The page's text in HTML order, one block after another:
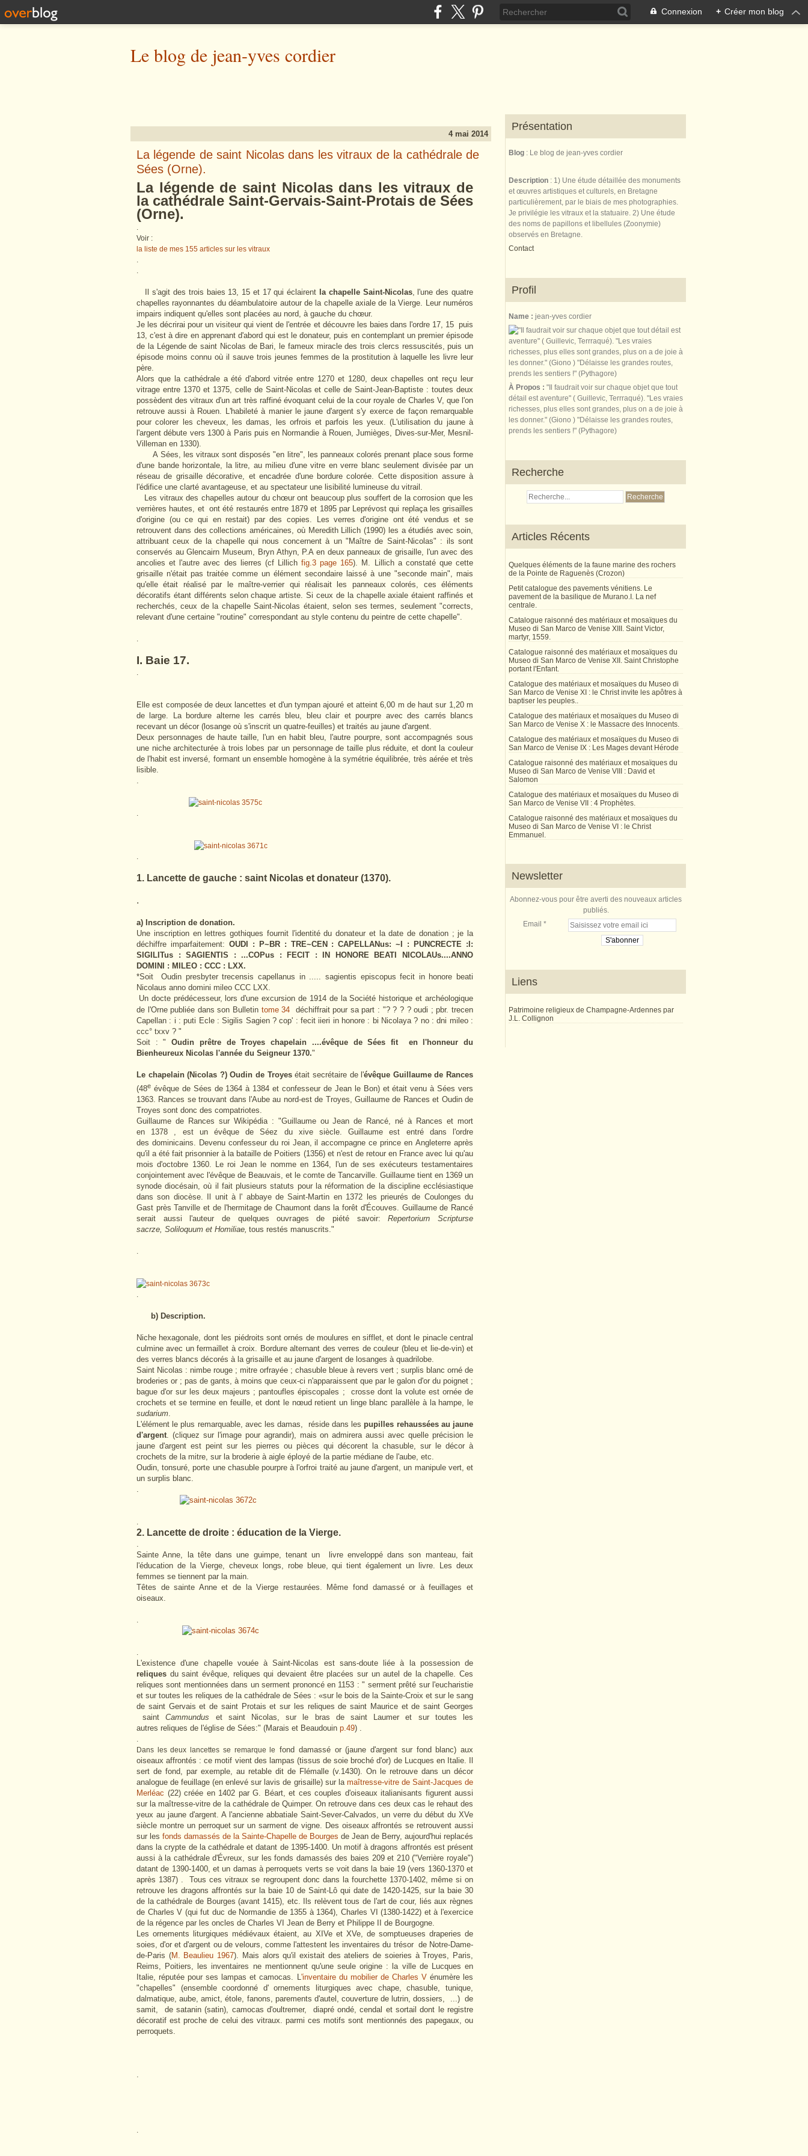
Connexion + Créer mon blog
Le blog de jean-yves cordier
4 mai 2014
La légende de saint Nicolas dans les vitraux de la cathédrale de
Sées (Orne).
La légende de saint Nicolas dans les vitraux de
la cathédrale Saint-Gervais-Saint-Protais de Sées
(Orne).
.
Voir :
la liste de mes 155 articles sur les vitraux
.
.
Il s'agit des trois baies 13, 15 et 17 qui éclairent la chapelle Saint-Nicolas, l'une des quatre
chapelles rayonnantes du déambulatoire autour de la chapelle axiale de la Vierge. Leur numéros
impairs indiquent qu'elles sont placées au nord, à gauche du chœur.
Je les décrirai pour un visiteur qui vient de l'entrée et découvre les baies dans l'ordre 17, 15 puis
13, c'est à dire en apprenant d'abord qui est le donateur, puis en contemplant un premier épisode
de la Légende de saint Nicolas de Bari, le fameux miracle des trois clercs ressuscités, puis un
épisode moins connu où il sauve trois jeunes femmes de la prostitution à laquelle les livre leur
père.
Alors que la cathédrale a été d'abord vitrée entre 1270 et 1280, deux chapelles ont reçu leur
vitrage entre 1370 et 1375, celle de Saint-Nicolas et celle de Saint-Jean-Baptiste : toutes deux
possèdent des vitraux d'un art très raffiné évoquant celui de la cour royale de Charles V, que l'on
retrouve aussi à Rouen. L'habileté à manier le jaune d'argent s'y exerce de façon remarquable
pour colorer les cheveux, les damas, les orfrois et parfois les yeux. (L'utilisation du jaune à
l'argent débute vers 1300 à Paris puis en Normandie à Rouen, Jumièges, Dives-sur-Mer, Mesnil-
Villeman en 1330).
A Sées, les vitraux sont disposés "en litre", les panneaux colorés prenant place sous forme
d'une bande horizontale, la litre, au milieu d'une vitre en verre blanc seulement divisée par un
réseau de grisaille décorative, et encadrée d'une bordure colorée. Cette disposition assure à
l'édifice une clarté avantageuse, et au spectateur une lisibilité lumineuse du vitrail.
Les vitraux des chapelles autour du chœur ont beaucoup plus souffert de la corrosion que les
verrières hautes, et ont été restaurés entre 1879 et 1895 par Leprévost qui replaça les grisailles
d'origine (ou ce qui en restait) par des copies. Les verres d'origine ont été vendus et se
retrouvent dans des collections américaines, où Meredith Lillich (1990) les a étudiés avec soin,
attribuant ceux de la chapelle qui nous concernent à un "Maître de Saint-Nicolas" : ils sont
conservés au Glencairn Museum, Bryn Athyn, P.A en deux panneaux de grisaille, l'un avec des
ancolies et l'autre avec des lierres (cf Lillich fig.3 page 165). M. Lillich a constaté que cette
grisaille n'était pas traitée comme un élément secondaire laissé à une "seconde main", mais
qu'elle était réalisé par le maître-verrier qui réalisait les panneaux colorés, ces éléments
décoratifs étant différents selon chaque artiste. Si ceux de la chapelle axiale étaient raffinés et
recherchés, ceux de la chapelle Saint-Nicolas étaient, selon ses termes, seulement "corrects,
relevant d'une certaine "routine" correspondant au style contenu du peintre de cette chapelle".
.
I. Baie 17.
.
Elle est composée de deux lancettes et d'un tympan ajouré et atteint 6,00 m de haut sur 1,20 m
de large. La bordure alterne les carrés bleu, bleu clair et pourpre avec des carrés blancs
recevant un décor (losange où s'inscrit un quatre-feuilles) et traités au jaune d'argent.
Deux personnages de haute taille, l'un en habit bleu, l'autre pourpre, sont accompagnés sous
une niche architecturée à trois lobes par un personnage de taille plus réduite, et dont la couleur
de l'habit est inversé, formant un ensemble homogène à la symétrie équilibrée, très aérée et très
lisible.
.
.
.
1. Lancette de gauche : saint Nicolas et donateur (1370).
.
a) Inscription de donation.
Une inscription en lettres gothiques fournit l'identité du donateur et la date de donation ; je la
déchiffre imparfaitement: OUDI : P~BR : TRE~CEN : CAPELLANus: ~I : PUNCRECTE :I:
SIGILITus : SAGIENTIS : ...COPus : FECIT : IN HONORE BEATI NICOLAUs....ANNO
DOMINI : MILEO : CCC : LXX.
*Soit Oudin presbyter trecensis capellanus in ..... sagientis episcopus fecit in honore beati
Nicolaus anno domini mileo CCC LXX.
Un docte prédécesseur, lors d'une excursion de 1914 de la Société historique et archéologique
de l'Orne publiée dans son Bulletin tome 34 déchiffrait pour sa part : "? ? ? ? oudi ; pbr. trecen
Capellan : i : puti Ecle : Sigilis Sagien ? cop' : fecit iieri in honore : bi Nicolaya ? no : dni mileo :
ccc° txxv ? "
Soit : "Oudin prêtre de Troyes chapelain ....évêque de Sées fit en l'honneur du
Bienheureux Nicolas l'année du Seigneur 1370."
Le chapelain (Nicolas ?) Oudin de Troyesétait secrétaire de l'évêque Guillaume de Rances
(48e évêque de Sées de 1364 à 1384 et confesseur de Jean le Bon) et était venu à Sées vers
1363. Rances se trouvant dans l'Aube au nord-est de Troyes, Guillaume de Rances et Oudin de
Troyes sont donc des compatriotes.
Guillaume de Rances sur Wikipédia : "Guillaume ou Jean de Rancé, né à Rances et mort
en 1378 , est un évêque de Séez du xive siècle.Guillaume est entré dans l'ordre
des dominicains. Devenu confesseur du roi Jean, il accompagne ce prince en Angleterre après
qu'il a été fait prisonnier à la bataille de Poitiers (1356) et n'est de retour en France avec lui qu'au
mois d'octobre 1360. Le roi Jean le nomme en 1364, l'un de ses exécuteurs testamentaires
conjointement avec l'évêque de Beauvais, et le comte de Tancarville. Guillaume tient en 1369 un
synode diocésain, où il fait plusieurs statuts pour la réformation de la discipline ecclésiastique
dans son diocèse.
Il unit à l' abbaye de Saint-Martin en 1372 les prieurés de Coulonges du
Gast près Tanville et de l'hermitage de Chaumont dans la forêt d'Écouves. Guillaume de Rancé
serait aussi l'auteur de quelques ouvrages de piété savoir:Repertoriurn Scripturse
sacrze, Soliloquum et Homiliae, tous restés manuscrits."
.
.
b) Description.
Niche hexagonale, dont les piédroits sont ornés de moulures en sifflet, et dont le pinacle central
culmine avec un fermaillet à croix. Bordure alternant des verres de couleur (bleu et lie-de-vin) et
des verres blancs décorés à la grisaille et au jaune d'argent de losanges à quadrilobe.
Saint Nicolas : nimbe rouge ; mitre orfrayée ; chasuble bleue à revers vert ; surplis blanc orné de
broderies or ; pas de gants, à moins que ceux-ci n'apparaissent que par le galon d'or du poignet ;
bague d'or sur les deux majeurs ; pantoufles épiscopales ; crosse dont la volute est ornée de
crochets et se termine en feuille, et dont le nœud retient un linge blanc parallèle à la hampe, le
sudarium.
L'élément le plus remarquable, avec les damas, réside dans les pupilles rehaussées au jaune
d'argent. (cliquez sur l'image pour agrandir), mais on admirera aussi avec quelle précision le
jaune d'argent est peint sur les pierres ou pièces qui décorent la chasuble, sur le décor à
crochets de la mitre, sur la broderie à aigle éployé de la partie médiane de l'aube, etc.
Oudin, tonsuré, porte une chasuble pourpre à l'orfroi traité au jaune d'argent, un manipule vert, et
un surplis blanc.
.
.
2. Lancette de droite : éducation de la Vierge.
.
Sainte Anne, la tête dans une guimpe, tenant un livre enveloppé dans son manteau, fait
l'éducation de la Vierge, cheveux longs, robe bleue, qui tient également un livre. Les deux
femmes se tiennent par la main.
Têtes de sainte Anne et de la Vierge restaurées. Même fond damassé or à feuillages et
oiseaux.
.
.
L'existence d'une chapelle vouée à Saint-Nicolas est sans-doute liée à la possession de
reliques du saint évêque, reliques qui devaient être placées sur un autel de la chapelle. Ces
reliques sont mentionnées dans un serment prononcé en 1153 : " serment prêté sur l'eucharistie
et sur toutes les reliques de la cathédrale de Sées : «sur le bois de la Sainte-Croix et sur le sang
de saint Gervais et de saint Protais et sur les reliques de saint Maurice et de saint Georges
saintCammundus et saint Nicolas, sur le bras de saint Laumer et sur toutes les
autres reliques de l'église de Sées:" (Marais et Beaudouin p.49) .
.
Dans les deux lancettes se remarque le fond damassé or (jaune d'argent sur fond blanc) aux
oiseaux affrontés : ce motif vient des lampas (tissus de soie broché d'or) de Lucques en Italie. Il
sert de fond, par exemple, au retable dit de Flémalle (v.1430). On le retrouve dans un décor
analogue de feuillage (en enlevé sur lavis de grisaille) sur la maîtresse-vitre de Saint-Jacques de
Merléac (22) créée en 1402 par G. Béart, et ces couples d'oiseaux italianisants figurent aussi
sur la maîtresse-vitre de la cathédrale de Quimper. On retrouve dans ces deux cas le rehaut des
yeux au jaune d'argent. A l'ancienne abbatiale Saint-Sever-Calvados, un verre du début du XVe
siècle montre un perroquet sur un sarment de vigne. Des oiseaux affrontés se retrouvent aussi
sur les fonds damassés de la Sainte-Chapelle de Bourges de Jean de Berry, aujourd'hui replacés
dans la crypte de la cathédrale et datant de 1395-1400. Un motif à dragons affrontés est présent
aussi à la cathédrale d'Évreux, sur les fonds damassés des baies 209 et 210 ("Verrière royale")
datant de 1390-1400, et un damas à perroquets verts se voit dans la baie 19 (vers 1360-1370 et
après 1387) . Tous ces vitraux se regroupent donc dans la fourchette 1370-1402, même si on
retrouve les dragons affrontés sur la baie 10 de Saint-Lô qui date de 1420-1425, sur la baie 30
de la cathédrale de Bourges (avant 1415), etc. Ils relèvent tous de l'art de cour, liés aux règnes
de Charles V (qui fut duc de Normandie de 1355 à 1364), Charles VI (1380-1422) et à l'exercice
de la régence par les oncles de Charles VI Jean de Berry et Philippe II de Bourgogne.
Les ornements liturgiques médiévaux étaient, au XIVe et XVe, de somptueuses draperies de
soies, d'or et d'argent ou de velours, comme l'attestent les inventaires du trésor de Notre-Dame-
de-Paris (M. Beaulieu 1967). Mais alors qu'il existait des ateliers de soieries à Troyes, Paris,
Reims, Poitiers, les inventaires ne mentionnent qu'une seule origine : la ville de Lucques en
Italie, réputée pour ses lampas et camocas. L'inventaire du mobilier de Charles Vénumère les
"chapelles" (ensemble coordonné d' ornements liturgiques avec chape, chasuble, tunique,
dalmatique, aube, amict, étole, fanons, parements d'autel, couverture de lutrin, dossiers, ...) de
samit, de satanin (satin), camocas d'oultremer, diapré ondé, cendal et sortail dont le registre
décoratif est proche de celui des vitraux. parmi ces motifs sont mentionnés des papegaux, ou
perroquets.
.
.
Présentation
Blog : Le blog de jean-yves cordier
Description : 1) Une étude détaillée des monuments
et œuvres artistiques et culturels, en Bretagne
particulièrement, par le biais de mes photographies.
Je privilégie les vitraux et la statuaire. 2) Une étude
des noms de papillons et libellules (Zoonymie)
observés en Bretagne.
Contact
Profil
Name : jean-yves cordier
À Propos : "Il faudrait voir sur chaque objet que tout
détail est aventure" ( Guillevic, Terrraqué). "Les vraies
richesses, plus elles sont grandes, plus on a de joie à
les donner." (Giono ) "Délaisse les grandes routes,
prends les sentiers !" (Pythagore)
Recherche
Articles Récents
Quelques éléments de la faune marine des rochers
de la Pointe de Raguenès (Crozon)
Petit catalogue des pavements vénitiens. Le
pavement de la basilique de Murano.I. La nef
centrale.
Catalogue raisonné des matériaux et mosaïques du
Museo di San Marco de Venise XIII. Saint Victor,
martyr, 1559.
Catalogue raisonné des matériaux et mosaïques du
Museo di San Marco de Venise XII. Saint Christophe
portant l'Enfant.
Catalogue des matériaux et mosaïques du Museo di
San Marco de Venise XI : le Christ invite les apôtres à
baptiser les peuples..
Catalogue des matériaux et mosaïques du Museo di
San Marco de Venise X : le Massacre des Innocents.
Catalogue des matériaux et mosaïques du Museo di
San Marco de Venise IX : Les Mages devant Hérode
Catalogue raisonné des matériaux et mosaïques du
Museo di San Marco de Venise VIII : David et
Salomon
Catalogue des matériaux et mosaïques du Museo di
San Marco de Venise VII : 4 Prophètes.
Catalogue raisonné des matériaux et mosaïques du
Museo di San Marco de Venise VI : le Christ
Emmanuel.
Newsletter
Abonnez-vous pour être averti des nouveaux articles
publiés.
Email
Liens
Patrimoine religieux de Champagne-Ardennes par
J.L. Collignon